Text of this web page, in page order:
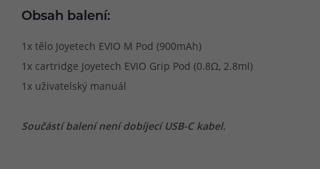
Obsah balení:
1x tělo Joyetech EVIO M Pod (900mAh)
1x cartridge Joyetech EVIO Grip Pod (0.8Ω, 2.8ml)
1x uživatelský manuál
Součástí balení není dobíjecí USB-C kabel.